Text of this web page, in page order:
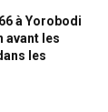
à Yorobodi
avant les
les